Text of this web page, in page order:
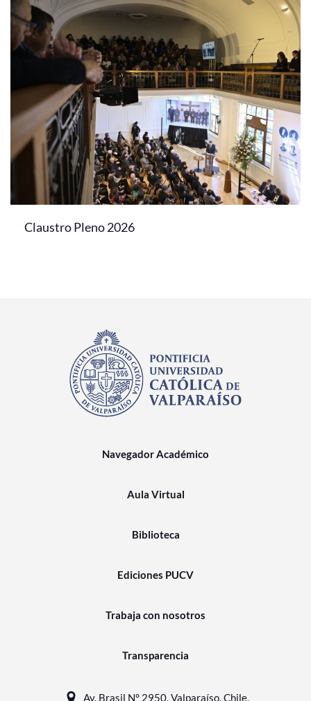
Claustro Pleno 2026
Navegador Académico
Aula Virtual
Biblioteca
Ediciones PUCV
Trabaja con nosotros
Transparencia
Av. Brasil N° 2950, Valparaíso, Chile.